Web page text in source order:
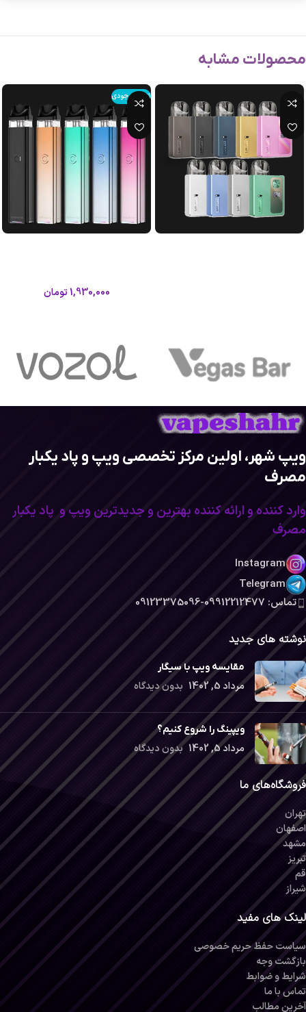
محصولات مشابه
اتمام موجودی
1,930,000تومان
ویپ شهر، اولین مرکز تخصصی ویپ و پاد یکبار
مصرف
وارد کننده و ارائه کننده بهترین و جدیدترین ویپ و پاد یکبار
مصرف
Instagram
Telegram
تماس: 09912212477-09123375096
نوشته های جدید
مقایسه ویپ با سیگار
مرداد 5, 1402 بدون دیدگاه
ویپینگ را شروع کنیم؟
مرداد 5, 1402 بدون دیدگاه
فروشگاه‌های ما
تهران
اصفهان
مشهد
تبریز
قم
شیراز
لینک های مفید
سیاست حفظ حریم خصوصی
بازگشت وجه
شرایط و ضوابط
تماس با ما
آخرین مطالب